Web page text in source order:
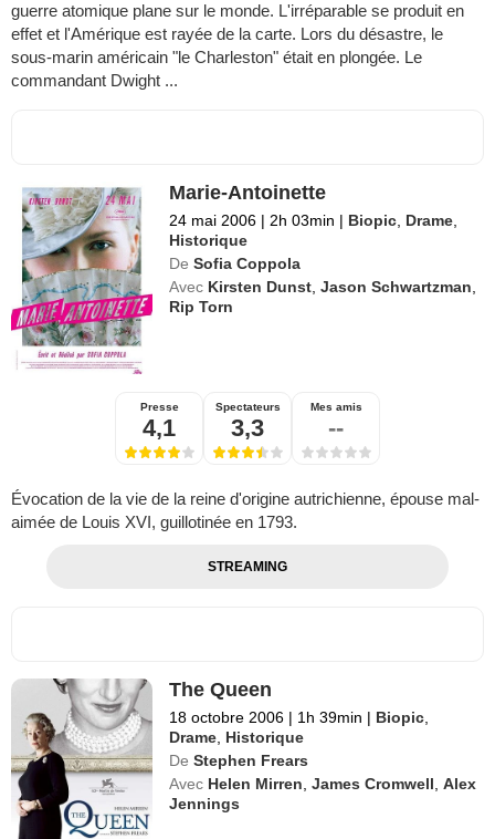
guerre atomique plane sur le monde. L'irréparable se produit en
effet et l'Amérique est rayée de la carte. Lors du désastre, le
sous-marin américain "le Charleston" était en plongée. Le
commandant Dwight ...
Marie-Antoinette
24 mai 2006 | 2h 03min | Biopic Drame
Historique
De Sofia Coppola
Avec Kirsten Dunst ,Jason Schwartzman
Rip Torn
Presse
4,1
Spectateurs
3,3
Mes amis
--
Évocation de la vie de la reine d'origine autrichienne, épouse mal-
aimée de Louis XVI, guillotinée en 1793.
STREAMING
The Queen
18 octobre 2006 | 1h 39min | Biopic
Drame Historique
De Stephen Frears
Avec Helen Mirren ,James Cromwell ,Alex
Jennings